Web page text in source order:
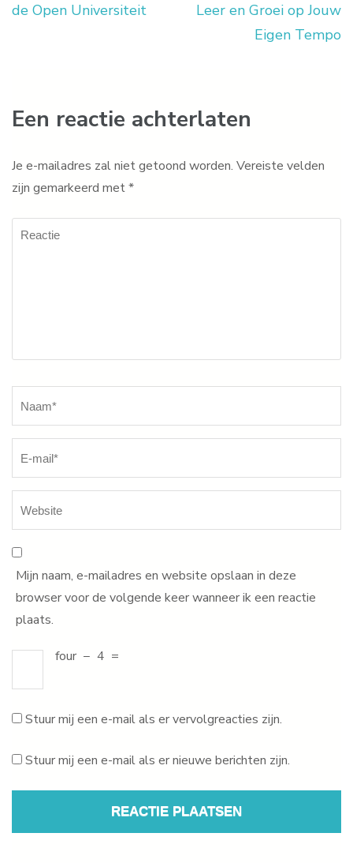
de Open Universiteit
Leer en Groei op Jouw
Eigen Tempo
Een reactie achterlaten
Je e-mailadres zal niet getoond worden. Vereiste velden
zijn gemarkeerd met*
Reactie
Mijn naam, e-mailadres en website opslaan in deze
browser voor de volgende keer wanneer ik een reactie
plaats.
four − 4 =
Stuur mij een e-mail als er vervolgreacties zijn.
Stuur mij een e-mail als er nieuwe berichten zijn.